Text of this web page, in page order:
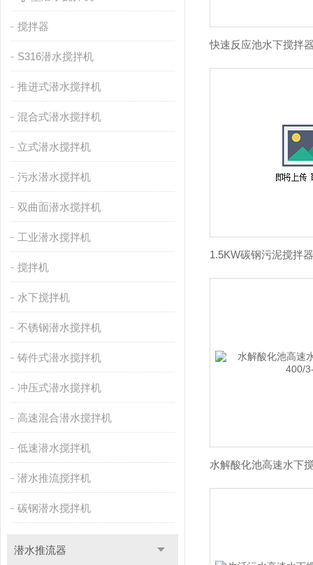
搅拌器
S316潜水搅拌机
推进式潜水搅拌机
混合式潜水搅拌机
立式潜水搅拌机
污水潜水搅拌机
双曲面潜水搅拌机
工业潜水搅拌机
搅拌机
水下搅拌机
不锈钢潜水搅拌机
铸件式潜水搅拌机
冲压式潜水搅拌机
高速混合潜水搅拌机
低速潜水搅拌机
潜水推流搅拌机
碳钢潜水搅拌机
潜水推流器